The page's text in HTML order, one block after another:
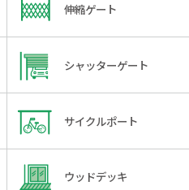
伸縮ゲート
シャッターゲート
サイクルポート
ウッドデッキ